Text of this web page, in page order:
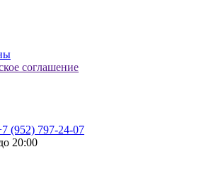
соглашение
(952) 797-24-07
20:00